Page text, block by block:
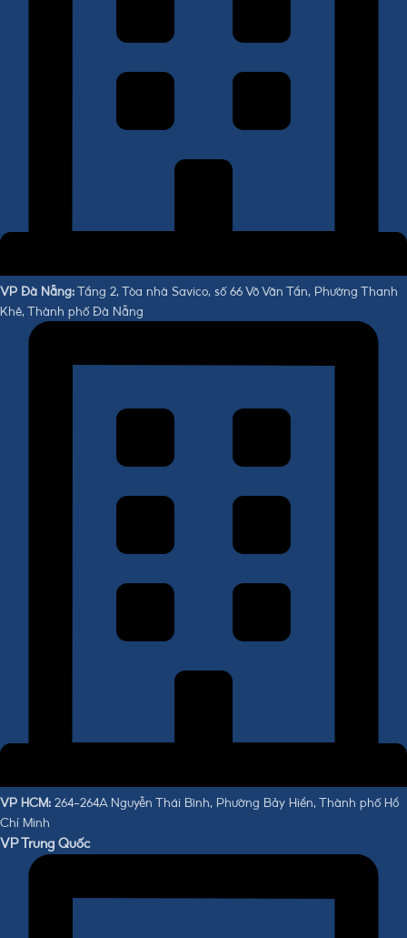
VP Đà Nẵng: Tầng 2, Tòa nhà Savico, số 66 Võ Văn Tần, Phường Thanh
Khê, Thành phố Đà Nẵng
VP HCM: 264-264A Nguyễn Thái Bình, Phường Bảy Hiền, Thành phố Hồ
Chí Minh
VP Trung Quốc